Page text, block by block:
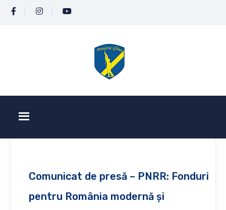
Comunicat de presă – PNRR: Fonduri
pentru România modernă și